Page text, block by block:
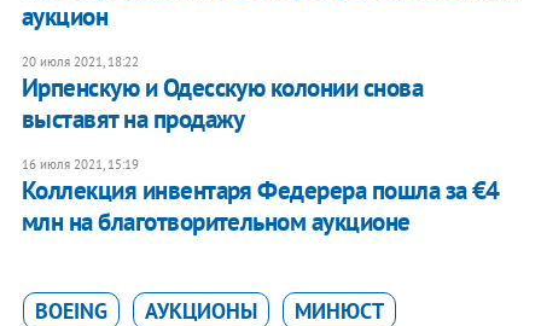
аукцион
20 июля 2021, 18:22
Ирпенскую и Одесскую колонии снова
выставят на продажу
16 июля 2021, 15:19
Коллекция инвентаря Федерера пошла за €4
млн на благотворительном аукционе
BOEING АУКЦИОНЫ МИНЮСТ